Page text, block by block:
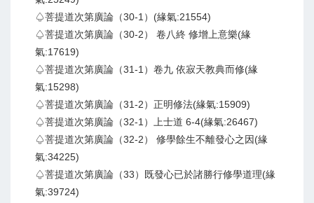
♤菩提道次第廣論（30-1）(緣氣:21554)
♤菩提道次第廣論（30-2） 卷八終 修增上意樂(緣
氣:17619)
♤菩提道次第廣論（31-1）卷九 依寂天教典而修(緣
氣:15298)
♤菩提道次第廣論（31-2）正明修法(緣氣:15909)
♤菩提道次第廣論（32-1）上士道 6-4(緣氣:26467)
♤菩提道次第廣論（32-2） 修學餘生不離發心之因(緣
氣:34225)
♤菩提道次第廣論（33）既發心已於諸勝行修學道理(緣
氣:39724)